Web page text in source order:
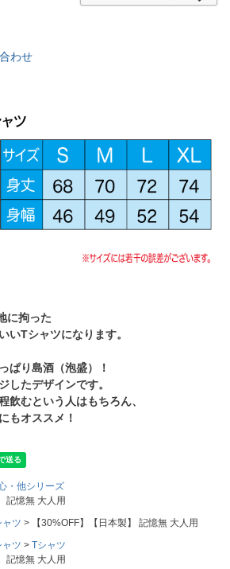
わせ
に拘った
いTシャツになります。
ぱり島酒（泡盛）！
したデザインです。
飲むという人はもちろん、
もオススメ！
・他シリーズ
記憶無 大人用
ツ
【30%OFF】【日本製】 記憶無 大人用
ツ
Tシャツ
記憶無 大人用